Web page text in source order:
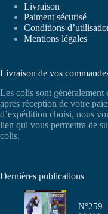
Livraison
Paiment sécurisé
Conditions
Mentions légales
Livraison de vos
Les colis sont généralement
après réception de votre
d’expédition choisi, nous
lien qui vous permettra de
colis.
Dernières publications
N°259